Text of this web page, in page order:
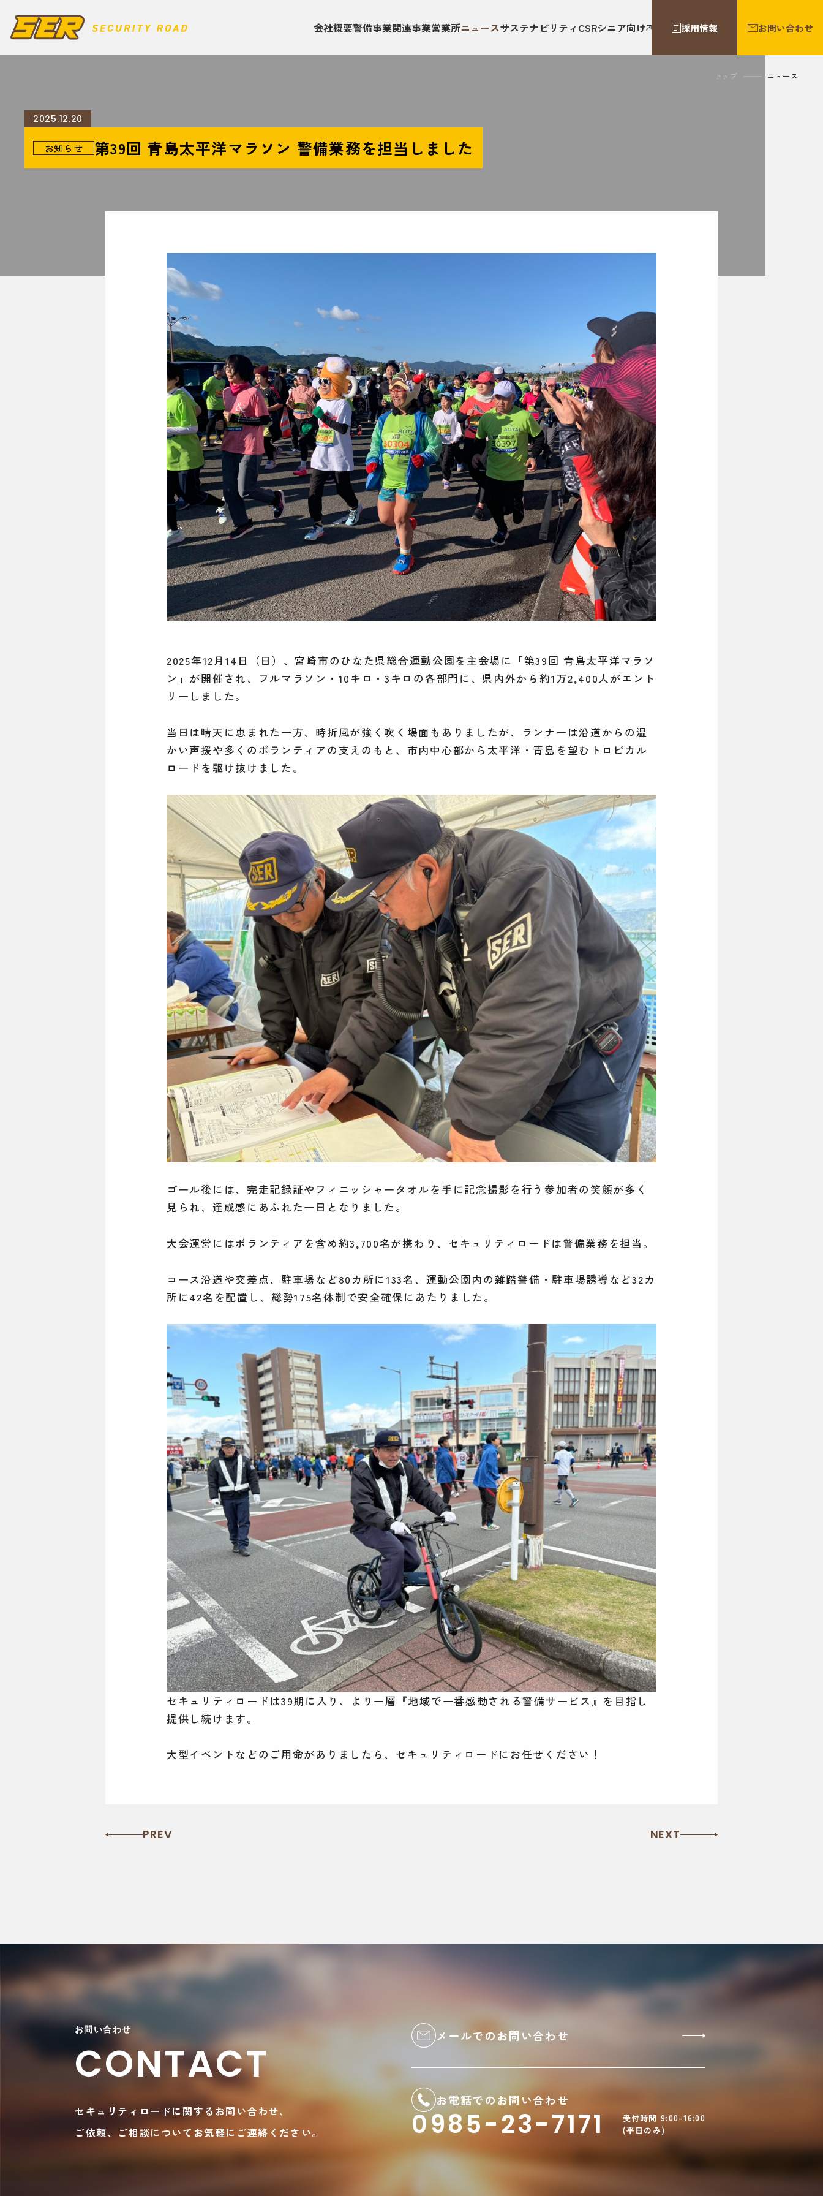
会社概要警備事業関連事業営業所ニュースサステナビリティ CSRシニア向け 採用情報 お問い合わせ
トップ ニュース
2025.12.20
お知らせ 第39回 青島太平洋マラソン 警備業務を担当しました
2025年12月14日（日）、宮崎市のひなた県総合運動公園を主会場に「第39回 青島太平洋マラソ
ン」が開催され、フルマラソン・10キロ・3キロの各部門に、県内外から約1万2,400人がエント
リーしました。
当日は晴天に恵まれた一方、時折風が強く吹く場面もありましたが、ランナーは沿道からの温
かい声援や多くのボランティアの支えのもと、市内中心部から太平洋・青島を望むトロピカル
ロードを駆け抜けました。
ゴール後には、完走記録証やフィニッシャータオルを手に記念撮影を行う参加者の笑顔が多く
見られ、達成感にあふれた一日となりました。
大会運営にはボランティアを含め約3,700名が携わり、セキュリティロードは警備業務を担当。
コース沿道や交差点、駐車場など80カ所に133名、運動公園内の雑踏警備・駐車場誘導など32カ
所に42名を配置し、総勢175名体制で安全確保にあたりました。
セキュリティロードは39期に入り、より一層『地域で一番感動される警備サービス』を目指し
提供し続けます。
大型イベントなどのご用命がありましたら、セキュリティロードにお任せください！
PREV NEXT
お問い合わせ
CONTACT
セキュリティロードに関するお問い合わせ、
ご依頼、ご相談についてお気軽にご連絡ください。
メールでのお問い合わせ
お電話でのお問い合わせ
0985-23-7171
受付時間 9:00-16:00
(平日のみ)